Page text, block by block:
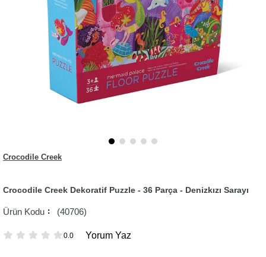
Crocodile Creek
Crocodile Creek Dekoratif Puzzle - 36 Parça - Denizkızı Sarayı
(40706)
0.0 Yorum Yaz